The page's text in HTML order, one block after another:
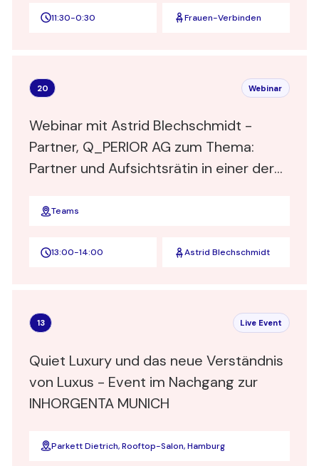
11:30-0:30 Frauen-Verbinden
20 Webinar
Webinar mit Astrid Blechschmidt -
Partner, Q_PERIOR AG zum Thema:
Partner und Aufsichtsrätin in einer der
Beratungen – Wer nicht wagt, der nicht
Teams
13:00-14:00 Astrid Blechschmidt
13 Live Event
Quiet Luxury und das neue Verständnis
von Luxus - Event im Nachgang zur
INHORGENTA MUNICH
Parkett Dietrich, Rooftop-Salon, Hamburg